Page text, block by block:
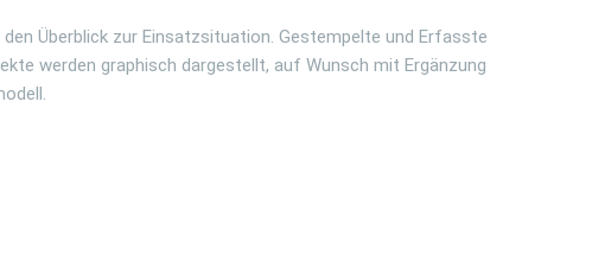
Überblick zur Einsatzsituation. Gestempelte und Erfasste
werden graphisch dargestellt, auf Wunsch mit Ergänzung